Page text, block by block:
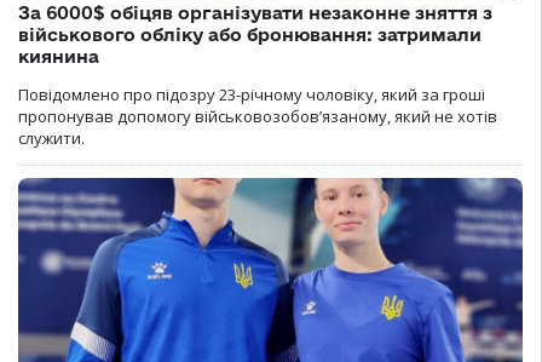
За 6000$ обіцяв організувати незаконне зняття з
військового обліку або бронювання: затримали
киянина
Повідомлено про підозру 23-річному чоловіку, який за гроші
пропонував допомогу військовозобов’язаному, який не хотів
служити.